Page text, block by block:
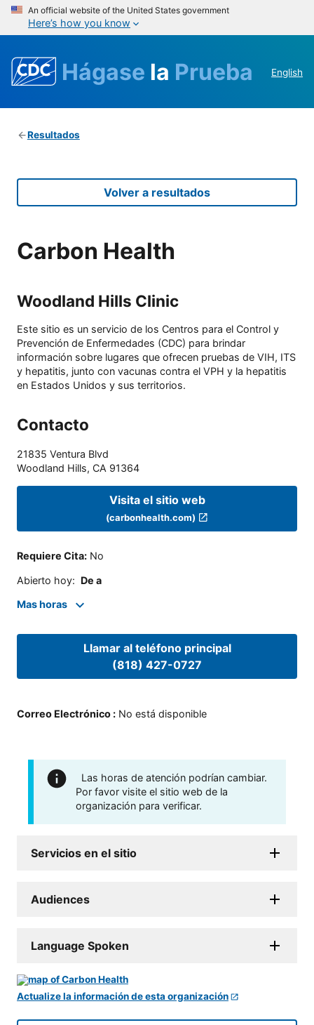
An official website of the United States government
Here’s how you know
Hágase la Prueba English
Resultados
Volver a resultados
Carbon Health
Woodland Hills Clinic
Este sitio es un servicio de los Centros para el Control y
Prevención de Enfermedades (CDC) para brindar
información sobre lugares que ofrecen pruebas de VIH, ITS
y hepatitis, junto con vacunas contra el VPH y la hepatitis
en Estados Unidos y sus territorios.
Contacto
21835 Ventura Blvd
Woodland Hills, CA 91364
Visita el sitio web
(carbonhealth.com)
Requiere Cita: No
Abierto hoy: De a
Mas horas
Llamar al teléfono principal
(818) 427-0727
Correo Electrónico : No está disponible
Las horas de atención podrían cambiar.
Por favor visite el sitio web de la
organización para verificar.
Servicios en el sitio
Audiences
Language Spoken
Actualize la información de esta organización